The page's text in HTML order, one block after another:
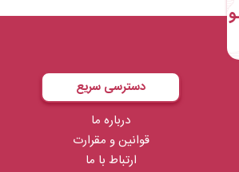
دسترسی سریع
درباره ما
قوانین و مقرارت
ارتباط با ما